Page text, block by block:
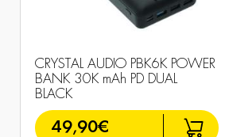
CRYSTAL AUDIO PBK6K POWER
BANK 30K mAh PD DUAL
BLACK
49,90€